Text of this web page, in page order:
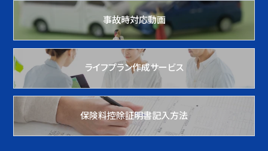
事故時対応動画
ライフプラン作成サービス
保険料控除証明書記入方法